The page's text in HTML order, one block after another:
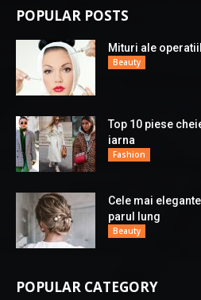
POPULAR POSTS
Mituri ale
Beauty
Top 10 piese
iarna
Fashion
Cele mai
parul lung
Beauty
POPULAR CATEGORY